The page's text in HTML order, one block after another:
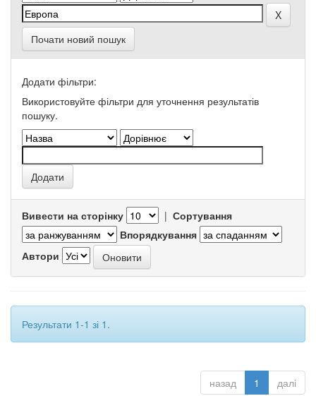
Почати новий пошук
Додати фільтри:
Використовуйте фільтри для уточнення результатів
пошуку.
Вивести на сторінку | Сортування
Впорядкування
Автори
Результати 1-1 зі 1.
назад 1 далі